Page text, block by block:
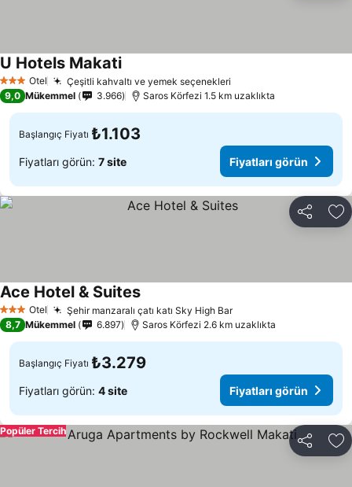
3 YıldızOtel Çeşitli kahvaltı ve yemek seçenekleri
U Hotels Makati
9,0 Mükemmel 3.966 Saros Körfezi 1.5 km uzaklıkta
Başlangıç Fiyatı ₺1.103
Fiyatları görün: 7 site Fiyatları görün
Paylaş
3 YıldızOtel Şehir manzaralı çatı katı Sky High Bar
Ace Hotel & Suites
8,7 Mükemmel 6.897 Saros Körfezi 2.6 km uzaklıkta
Başlangıç Fiyatı ₺3.279
Fiyatları görün: 4 site Fiyatları görün
Paylaş
Popüler Tercih